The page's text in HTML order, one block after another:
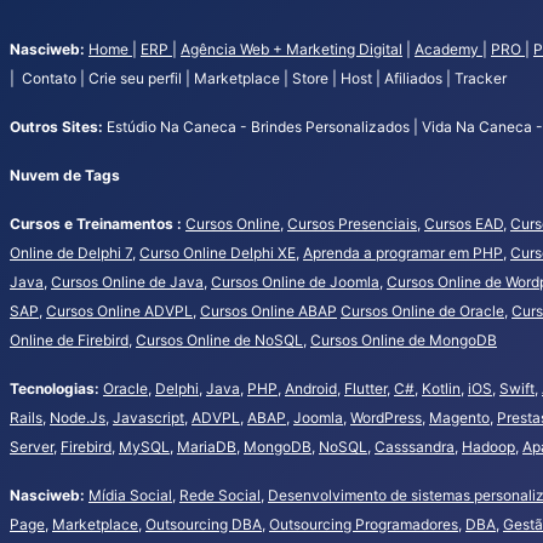
Nasciweb: Home ERP Agência Web + Marketing Digital Academy PRO
| Contato | Crie seu perfil | Marketplace | Store | Host | Afiliados | Tracker
Outros Sites: Estúdio Na Caneca - Brindes Personalizados | Vida Na
Nuvem de Tags
Cursos e Treinamentos : Cursos Online, Cursos Presenciais, Cursos EAD,
Online de Delphi 7, Curso Online Delphi XE, Aprenda a programar em PHP,
Java, Cursos Online de Java, Cursos Online de Joomla, Cursos Online de
SAP, Cursos Online ADVPL, Cursos Online ABAP Cursos Online de Oracle,
Online de Firebird, Cursos Online de NoSQL, Cursos Online de MongoDB
Tecnologias: Oracle, Delphi, Java, PHP, Android, Flutter, C#, Kotlin, iOS, Swift,
Rails, Node.Js, Javascript, ADVPL, ABAP, Joomla, WordPress, Magento,
Server, Firebird, MySQL, MariaDB, MongoDB, NoSQL, Casssandra, Hadoop,
Nasciweb: Mídia Social, Rede Social, Desenvolvimento de sistemas
Page, Marketplace, Outsourcing DBA, Outsourcing Programadores, DBA,